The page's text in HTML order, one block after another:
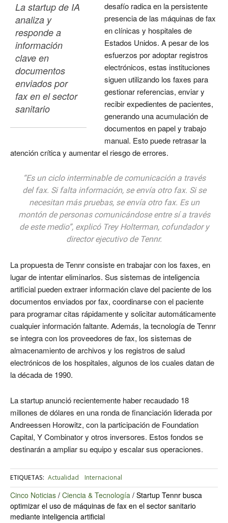
La startup de IA
analiza y
responde a
información
clave en
documentos
enviados por
fax en el sector
sanitario
desafío radica en la persistente
presencia de las máquinas de fax
en clínicas y hospitales de
Estados Unidos. A pesar de los
esfuerzos por adoptar registros
electrónicos, estas instituciones
siguen utilizando los faxes para
gestionar referencias, enviar y
recibir expedientes de pacientes,
generando una acumulación de
documentos en papel y trabajo
manual. Esto puede retrasar la
atención crítica y aumentar el riesgo de errores.
“Es un ciclo interminable de comunicación a través
del fax. Si falta información, se envía otro fax. Si se
necesitan más pruebas, se envía otro fax. Es un
montón de personas comunicándose entre sí a través
de este medio”, explicó Trey Holterman, cofundador y
director ejecutivo de Tennr.
La propuesta de Tennr consiste en trabajar con los faxes, en
lugar de intentar eliminarlos. Sus sistemas de inteligencia
artificial pueden extraer información clave del paciente de los
documentos enviados por fax, coordinarse con el paciente
para programar citas rápidamente y solicitar automáticamente
cualquier información faltante. Además, la tecnología de Tennr
se integra con los proveedores de fax, los sistemas de
almacenamiento de archivos y los registros de salud
electrónicos de los hospitales, algunos de los cuales datan de
la década de 1990.
La startup anunció recientemente haber recaudado 18
millones de dólares en una ronda de financiación liderada por
Andreessen Horowitz, con la participación de Foundation
Capital, Y Combinator y otros inversores. Estos fondos se
destinarán a ampliar su equipo y escalar sus operaciones.
ETIQUETAS: Actualidad Internacional
Cinco Noticias / Ciencia & Tecnología / Startup Tennr busca
optimizar el uso de máquinas de fax en el sector sanitario
mediante inteligencia artificial